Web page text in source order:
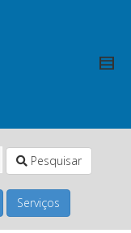
Pesquisar
Serviços